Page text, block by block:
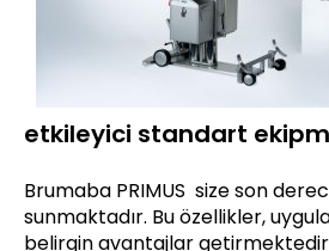
etkileyici standart
Brumaba PRIMUS size son
sunmaktadır. Bu özellikler,
belirgin avantajlar